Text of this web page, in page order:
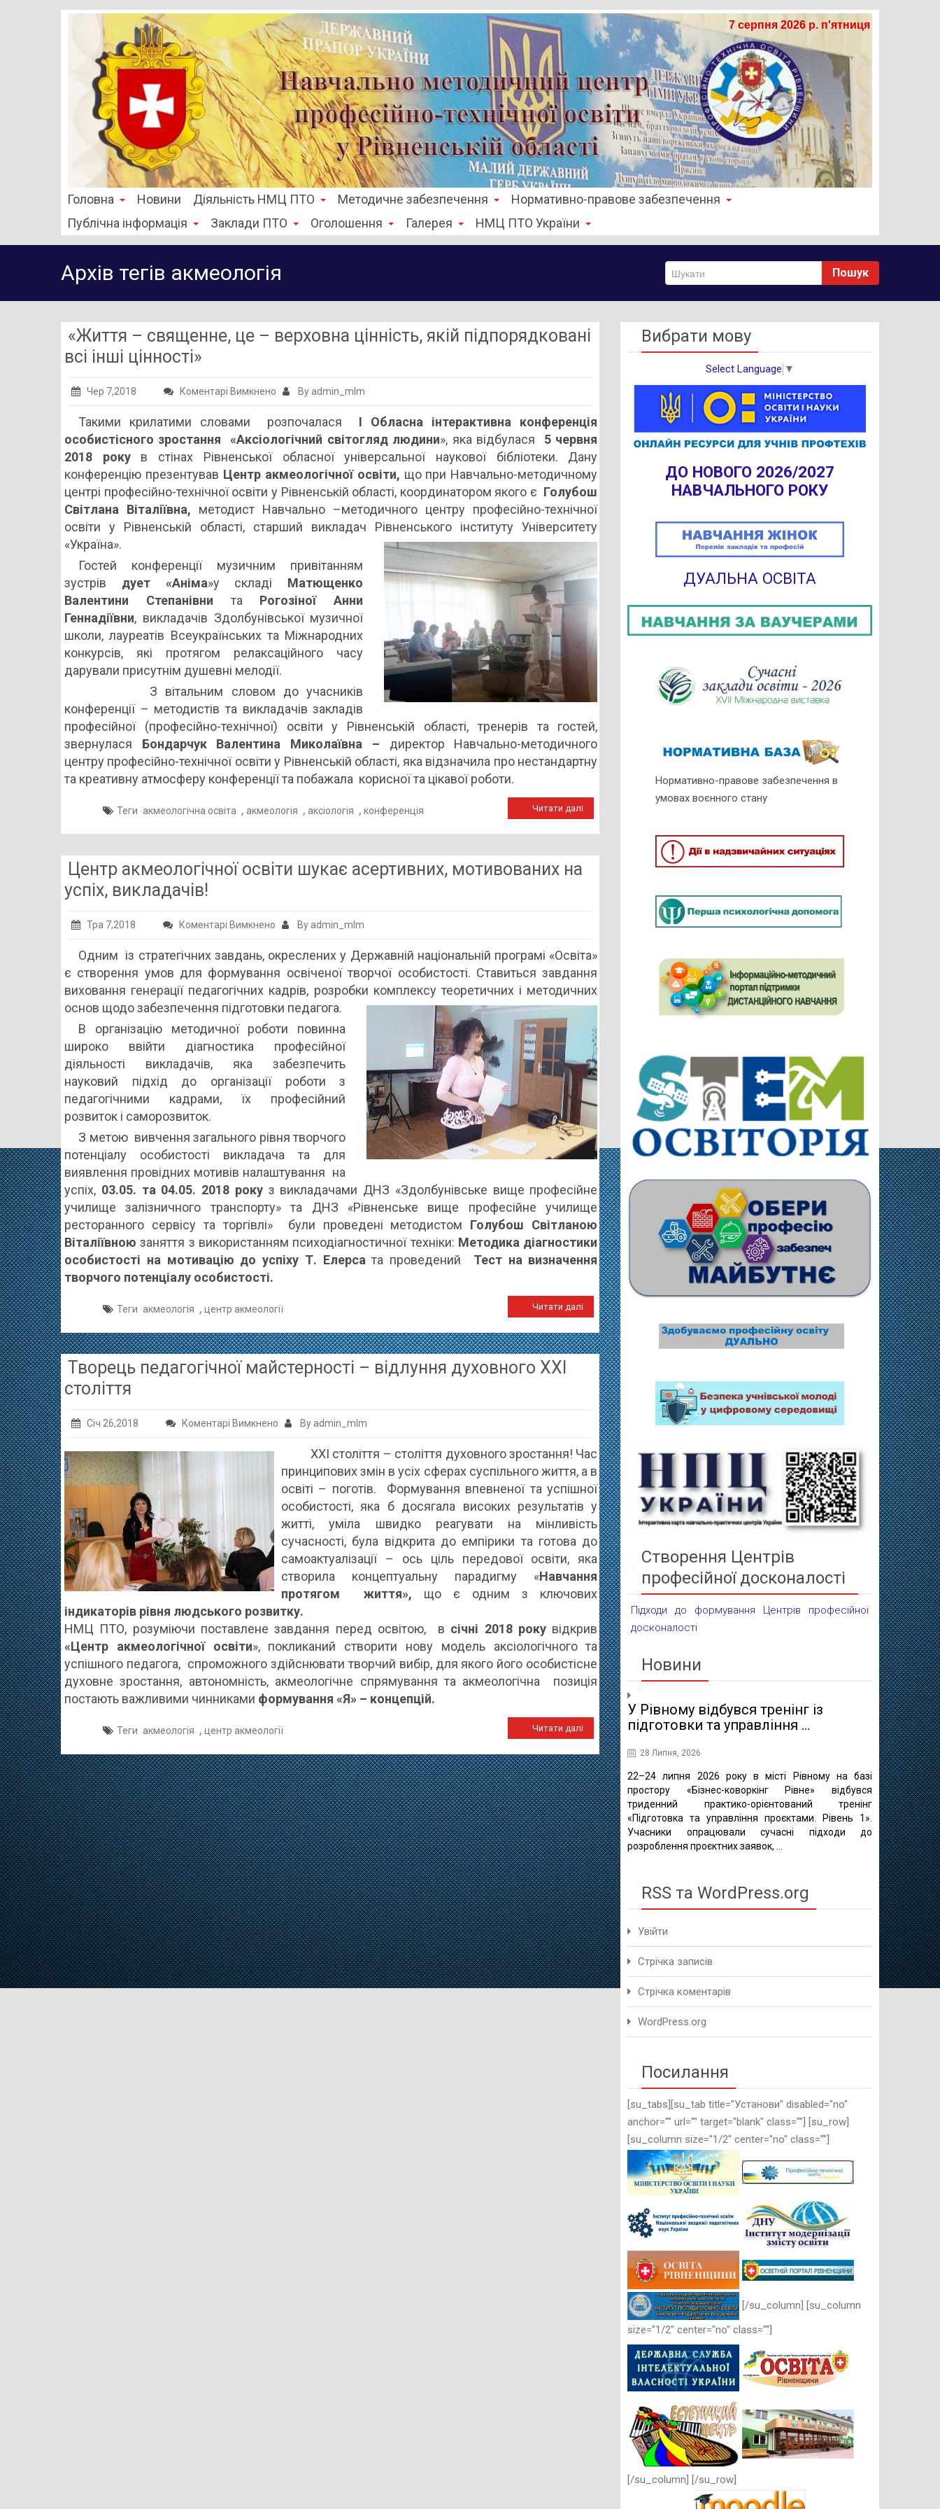
7 серпня 2026 р. п'ятниця
Головна Новини Діяльність НМЦ ПТО Методичне забезпечення
Нормативно-правове забезпечення
Публічна інформація
Заклади ПТО Оголошення Галерея НМЦ ПТО України
Архів тегів акмеологія Пошук
«Життя – священне, це – верховна цінність, якій підпорядковані
всі інші цінності»
Чер 7,2018 Коментарі Вимкнено до
–
священне,
це
–
верховна
цінність,
якій
інші
цінності»
By admin_mlm
Такими крилатими словами розпочалася I Обласна інтерактивна конференція
особистісного зростання
«Аксіологічний світогляд людини», яка відбулася 5 червня
2018
року в стінах Рівненської обласної універсальної наукової бібліотеки. Дану
конференцію презентував Центр акмеологічної освіти, що при Навчально-методичному
центрі професійно-технічної освіти у Рівненській області, координатором якого є Голубош
Світлана Віталіївна, методист Навчально –методичного центру професійно-технічної
освіти у Рівненській області, старший викладач Рівненського інституту Університету
«Україна».
Гостей конференції музичним привітанням
зустрів дует «Аніма»у складі Матющенко
Валентини Степанівни та Рогозіної Анни
Геннадіївни, викладачів Здолбунівської музичної
школи, лауреатів Всеукраїнських та Міжнародних
конкурсів, які протягом релаксаційного часу
дарували присутнім душевні мелодії.
З вітальним словом до учасників
конференції – методистів та викладачів закладів
професійної (професійно-технічної) освіти у Рівненській області, тренерів та гостей,
звернулася Бондарчук Валентина Миколаївна – директор Навчально-методичного
центру професійно-технічної освіти у Рівненській області, яка відзначила про нестандартну
та креативну атмосферу конференції та побажала корисної та цікавої роботи.
Теги акмеологічна освіта , акмеологія , аксіологія , конференція Читати далі
Центр акмеологічної освіти шукає асертивних, мотивованих на
успіх, викладачів!
Тра 7,2018 Коментарі Вимкнено до
акмеологічної
освіти
шукає
асертивних,
мотивованих
на
успіх,
викладачів!
By admin_mlm
Одним із стратегічних завдань, окреслених у Державній національній програмі «Освіта»
є створення умов для формування освіченої творчої особистості. Ставиться завдання
виховання генерації педагогічних кадрів, розробки комплексу теоретичних і методичних
основ щодо забезпечення підготовки педагога.
В організацію методичної роботи повинна
широко ввійти діагностика професійної
діяльності викладачів, яка забезпечить
науковий підхід до організації роботи з
педагогічними кадрами, їх професійний
розвиток і саморозвиток.
З метою вивчення загального рівня творчого
потенціалу особистості викладача та для
виявлення провідних мотивів налаштування на
успіх, 03.05. та 04.05. 2018 року з викладачами ДНЗ «Здолбунівське вище професійне
училище залізничного транспорту» та ДНЗ «Рівненське вище професійне училище
ресторанного сервісу та торгівлі» були проведені методистом Голубош Світланою
Віталіївною заняття з використанням психодіагностичної техніки: Методика діагностики
особистості на мотивацію до успіху Т. Елерса та проведений Тест на визначення
творчого потенціалу особистості.
Теги акмеологія , центр акмеології Читати далі
Творець педагогічної майстерності – відлуння духовного XXI
століття
Січ 26,2018 Коментарі Вимкнено до
педагогічної
майстерності
–
відлуння
духовного
XXI
століття
By admin_mlm
XXI століття – століття духовного зростання! Час
принципових змін в усіх сферах суспільного життя, а в
освіті – поготів. Формування впевненої та успішної
особистості, яка б досягала високих результатів у
житті, уміла швидко реагувати на мінливість
сучасності, була відкрита до емпірики та готова до
самоактуалізації – ось ціль передової освіти, яка
створила концептуальну парадигму «Навчання
протягом життя», що є одним з ключових
індикаторів рівня людського розвитку.
НМЦ ПТО, розуміючи поставлене завдання перед освітою, в січні 2018 року відкрив
«Центр акмеологічної освіти», покликаний створити нову модель аксіологічного та
успішного педагога, спроможного здійснювати творчий вибір, для якого його особистісне
духовне зростання, автономність, акмеологічне спрямування та акмеологічна позиція
постають важливими чинниками формування «Я» – концепцій.
Теги акмеологія , центр акмеології Читати далі
Вибрати мову
Select Language ▼
ДО НОВОГО 2026/2027
НАВЧАЛЬНОГО РОКУ
ДУАЛЬНА ОСВІТА
Нормативно-правове забезпечення в
умовах воєнного стану
Створення Центрів
професійної досконалості
Підходи до формування Центрів професійної
досконалості
Новини
У Рівному відбувся тренінг із
підготовки та управління ...
28 Липня, 2026
22–24 липня 2026 року в місті Рівному на базі
простору «Бізнес-коворкінг Рівне» відбувся
триденний практико-орієнтований тренінг
«Підготовка та управління проєктами. Рівень 1».
Учасники опрацювали сучасні підходи до
розроблення проєктних заявок, ...
освіти
16 Липня,
10 липня в
відбулася
міста Рівне
методичного
RSS та WordPress.org
Увійти
Стрічка записів
Стрічка коментарів
WordPress.org
Посилання
[su_tabs][su_tab title="Установи" disabled="no"
anchor="" url="" target="blank" class=""] [su_row]
[su_column size="1/2" center="no" class=""]
[/su_column] [su_column
size="1/2" center="no" class=""]
[/su_column] [/su_row]